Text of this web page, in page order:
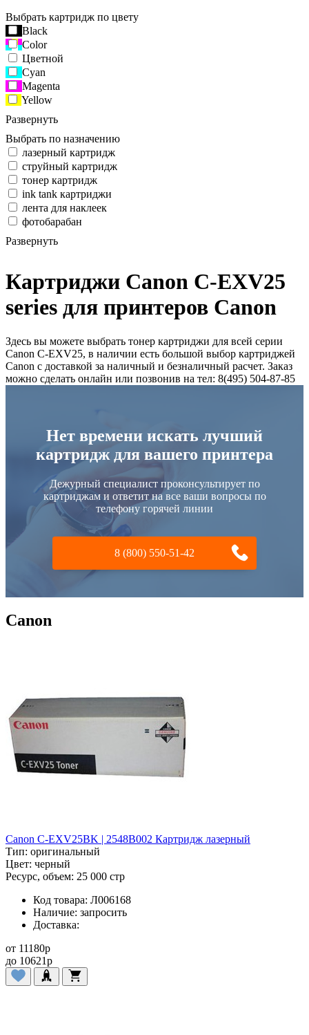
Выбрать картридж по цвету
Black
Color
Цветной
Cyan
Magenta
Yellow
Развернуть
Выбрать по назначению
лазерный картридж
струйный картридж
тонер картридж
ink tank картриджи
лента для наклеек
фотобарабан
Развернуть
Картриджи Canon C-EXV25
series для принтеров Canon
Здесь вы можете выбрать тонер картриджи для всей серии
Canon C-EXV25, в наличии есть большой выбор картриджей
Canon с доставкой за наличный и безналичный расчет. Заказ
можно сделать онлайн или позвонив на тел: 8(495) 504-87-85
Нет времени искать лучший
картридж для вашего принтера
Дежурный специалист проконсультирует по
картриджам и ответит на все ваши вопросы по
телефону горячей линии
8 (800) 550-51-42
Canon
Canon C-EXV25BK | 2548B002 Картридж лазерный
Тип: оригинальный
Цвет: черный
Ресурс, объем: 25 000 стр
Код товара: Л006168
Наличие: запросить
Доставка:
от 11180p
до 10621p